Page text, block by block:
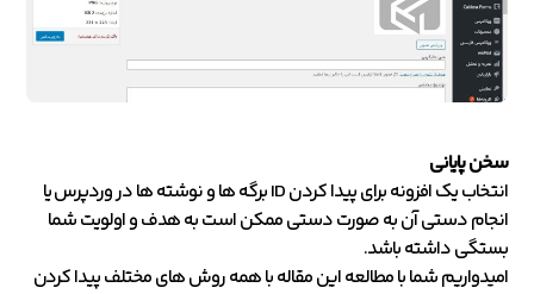
سخن پایانی
انتخاب یک افزونه برای پیدا کردن ID برگه ها و نوشته ها در وردپرس یا
انجام دستی آن به صورت دستی ممکن است به هدف و اولویت شما
بستگی داشته باشد.
امیدواریم شما با مطالعه این مقاله با همه روش های مختلف پیدا کردن